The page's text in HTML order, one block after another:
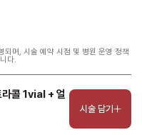
되며, 시술 예약 시점 및 병원 운영 정책
다.
콜 1vial + 얼
시술 담기